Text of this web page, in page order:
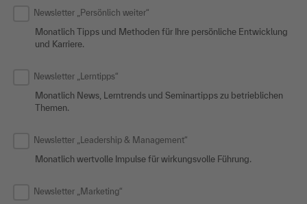
Newsletter „Persönlich weiter“
Monatlich Tipps und Methoden für Ihre persönliche Entwicklung
und Karriere.
Newsletter „Lerntipps“
Monatlich News, Lerntrends und Seminartipps zu betrieblichen
Themen.
Newsletter „Leadership & Management“
Monatlich wertvolle Impulse für wirkungsvolle Führung.
Newsletter „Marketing“